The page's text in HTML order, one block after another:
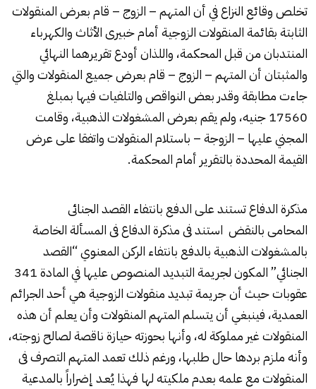
تخلص وقائع النزاع في أن المتهم – الزوج – قام بعرض المنقولات
الثابتة بقائمة المنقولات الزوجية أمام خبيرى الأثاث والكهرباء
المنتدبان من قبل المحكمة، واللذان أودع تقريرهما النهائي
والمثبتان أن المتهم – الزوج – قام بعرض جميع المنقولات والتي
جاءت مطابقة وقدر بعض النواقص والتلفيات فيها بمبلغ
17560 جنيه، ولم يقم بعرض المشغولات الذهبية، وقامت
المجني عليها – الزوجة – باستلام المنقولات واتفقا على عرض
القيمة المحددة بالتقرير أمام المحكمة.
مذكرة الدفاع تستند على الدفع بانتفاء القصد الجنائى
المحامى بالنقض استند فى مذكرة الدفاع فى المسألة الخاصة
بالمشغولات الذهبية بالدفع بانتفاء الركن المعنوي “القصد
الجنائي” المكون لجريمة التبديد المنصوص عليها في المادة 341
عقوبات حيث أن جريمة تبديد منقولات الزوجية هي أحد الجرائم
العمدية، فينبغي أن يتسلم المتهم المنقولات وأن يعلم أن هذه
المنقولات غير مملوكة له، وأنها بحوزته حيازة ناقصة لصالح زوجته،
وأنه ملزم بردها حال طلبها، ورغم ذلك تعمد المتهم التصرف فى
المنقولات مع علمه بعدم ملكيته لها فهذا يُعـد إضراراً بالمدعية